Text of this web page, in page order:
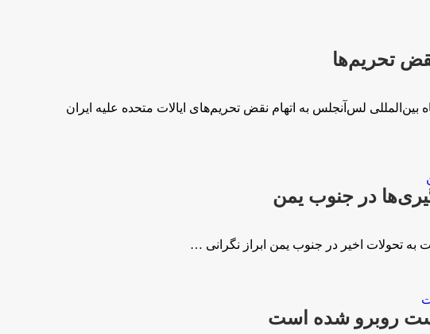
تحریم‌ها
بین‌المللی لس‌آنجلس به اتهام‌ نقض تحریم‌های ایالات متحده علیه ایران
در جنوب یمن
به تحولات اخیر در جنوب یمن ابراز نگرانی …
روبرو شده است